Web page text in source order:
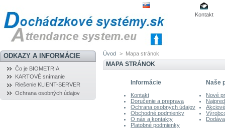
Kontakt
ODKAZY A INFORMÁCIE
Čo je BIOMETRIA
KARTOVÉ snímanie
Riešenie KLIENT-SERVER
Ochrana osobných údajov
Úvod > Mapa stránok
MAPA STRÁNOK
Informácie
Kontakt
Doručenie a preprava
Ochrana osobných údajov
Obchodné podmienky
O nás a kontakty
Platobné podmienky
Naše
Nové